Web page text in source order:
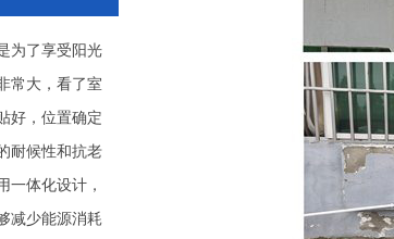
为了享受阳光
常大，看了室
好，位置确定
耐候性和抗老
一体化设计，
减少能源消耗